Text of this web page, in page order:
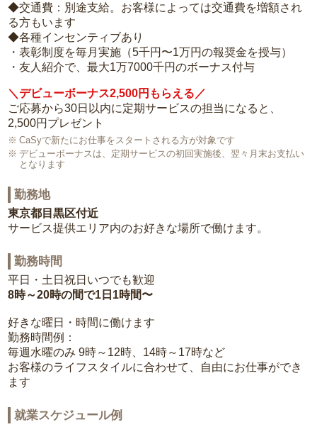
◆交通費：別途支給。お客様によっては交通費を増額され
る方もいます
◆各種インセンティブあり
・表彰制度を毎月実施（5千円〜1万円の報奨金を授与）
・友人紹介で、最大1万7000千円のボーナス付与
＼デビューボーナス2,500円もらえる／
ご応募から30日以内に定期サービスの担当になると、
2,500円プレゼント
CaSyで新たにお仕事をスタートされる方が対象です
デビューボーナスは、定期サービスの初回実施後、翌々月末お支払い
となります
勤務地
東京都目黒区付近
サービス提供エリア内のお好きな場所で働けます。
勤務時間
平日・土日祝日いつでも歓迎
8時～20時の間で1日1時間〜
好きな曜日・時間に働けます
勤務時間例：
毎週水曜のみ 9時～12時、14時～17時など
お客様のライフスタイルに合わせて、自由にお仕事ができ
ます
就業スケジュール例